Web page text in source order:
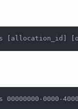
allocation_id
0000-4000-